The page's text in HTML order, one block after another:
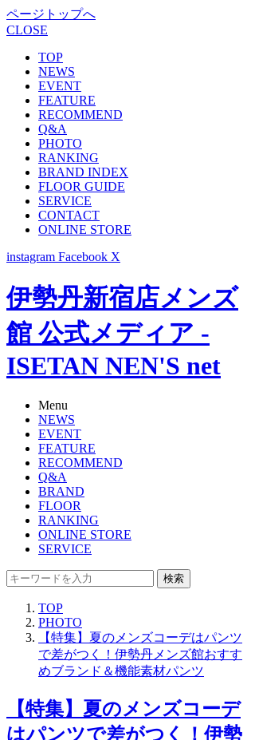
ページトップへ
CLOSE
TOP
NEWS
EVENT
FEATURE
RECOMMEND
Q&A
PHOTO
RANKING
BRAND INDEX
FLOOR GUIDE
SERVICE
CONTACT
ONLINE STORE
instagram Facebook X
伊勢丹新宿店メンズ
館 公式メディア -
ISETAN NEN'S net
Menu
NEWS
EVENT
FEATURE
RECOMMEND
Q&A
BRAND
FLOOR
RANKING
ONLINE STORE
SERVICE
検索
TOP
PHOTO
【特集】夏のメンズコーデはパンツ
で差がつく！伊勢丹メンズ館おすす
めブランド＆機能素材パンツ
【特集】夏のメンズコーデ
はパンツで差がつく！伊勢